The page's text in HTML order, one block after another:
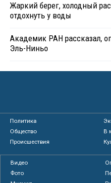
Жаркий берег, холодный
отдохнуть у воды
Академик РАН рассказал,
Эль-Ниньо
Политика
Общество
В
Происшествия
Видео
Фото